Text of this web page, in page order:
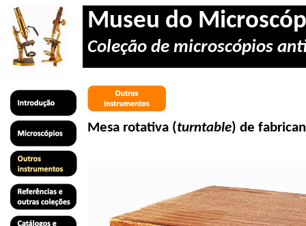
Museu do
Coleção de microscópios
Mesa rotativa (turntable) de